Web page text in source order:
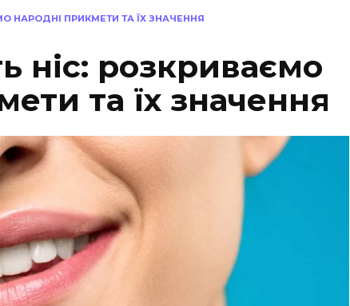
НАРОДНІ ПРИКМЕТИ ТА ЇХ ЗНАЧЕННЯ
ніс: розкриваємо
та їх значення